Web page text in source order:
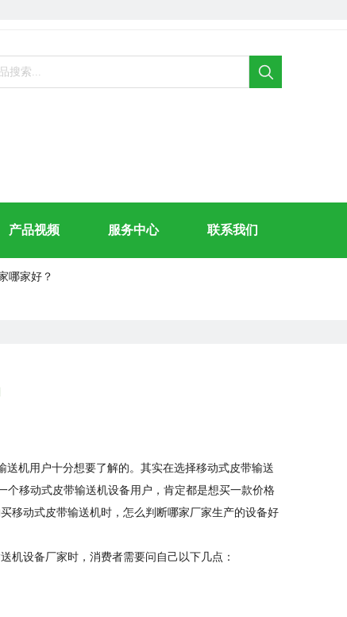
产品视频 服务中心 联系我们
哪家好？
机用户十分想要了解的。其实在选择移动式皮带输送
移动式皮带输送机设备用户，肯定都是想买一款价格
移动式皮带输送机时，怎么判断哪家厂家生产的设备好
机设备厂家时，消费者需要问自己以下几点：